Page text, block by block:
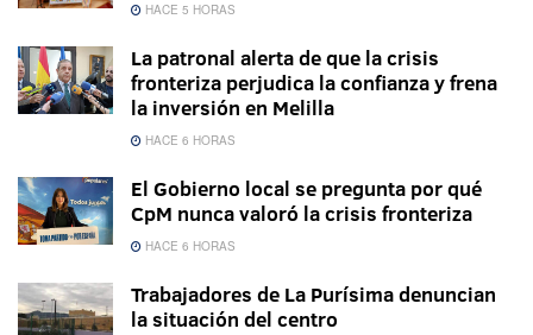
HACE 5 HORAS
La patronal alerta de que la crisis
fronteriza perjudica la confianza y frena
la inversión en Melilla
HACE 6 HORAS
El Gobierno local se pregunta por qué
CpM nunca valoró la crisis fronteriza
HACE 6 HORAS
Trabajadores de La Purísima denuncian
la situación del centro